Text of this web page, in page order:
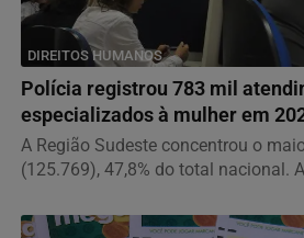
DIREITOS HUMANOS
Polícia registrou 783 mil
especializados à mulher em
A Região Sudeste concentrou o
(125.769), 47,8% do total nacional.